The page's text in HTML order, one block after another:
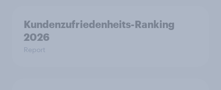
Kundenzufriedenheits-Ranking
2026
Report